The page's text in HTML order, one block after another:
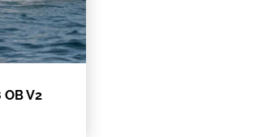
OB V2